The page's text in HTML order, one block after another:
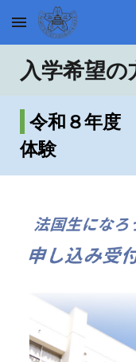
Skip to main content
入学希望の
令和８年度
体験